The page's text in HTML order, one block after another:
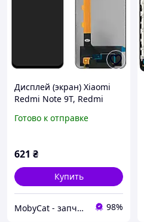
Дисплей (экран) Xiaomi
Redmi Note 9T, Redmi
Распродажа (оригинал
Готово к отправке
621 ₴
Купить
MobyCat - запчасти для мобильных телефонов и планшетов 98%